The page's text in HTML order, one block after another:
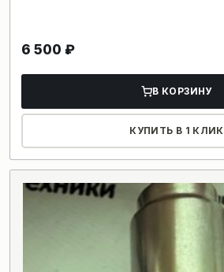
6 500 ₽
В КОРЗИНУ
КУПИТЬ В 1 КЛИК